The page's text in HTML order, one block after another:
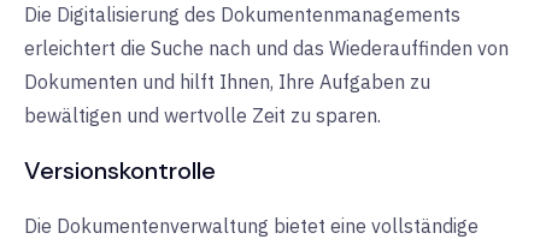
Die Digitalisierung des Dokumentenmanagements
erleichtert die Suche nach und das Wiederauffinden von
Dokumenten und hilft Ihnen, Ihre Aufgaben zu
bewältigen und wertvolle Zeit zu sparen.
Versionskontrolle
Die Dokumentenverwaltung bietet eine vollständige